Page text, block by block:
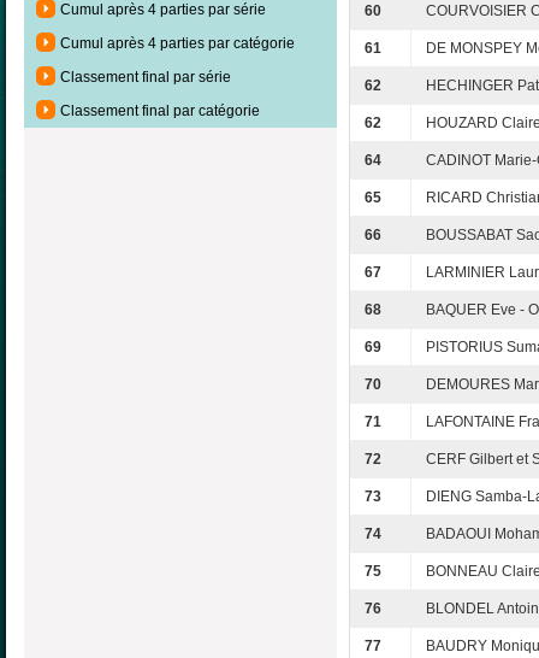
Cumul après 4 parties par série
Cumul après 4 parties par catégorie
Classement final par série
Classement final par catégorie
60 COURVOISIER
61 DE MONSPEY
62 HECHINGER
62 HOUZARD
64 CADINOT
65 RICARD
66 BOUSSABAT
67 LARMINIER
68 BAQUER Eve -
69 PISTORIUS
70 DEMOURES
71 LAFONTAINE
72 CERF Gilbert et
73 DIENG Samba-
74 BADAOUI
75 BONNEAU
76 BLONDEL
77 BAUDRY